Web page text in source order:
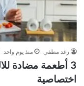
رغد مطفي منذ يوم واحد
3 أطعمة مضادة
اختصاصية